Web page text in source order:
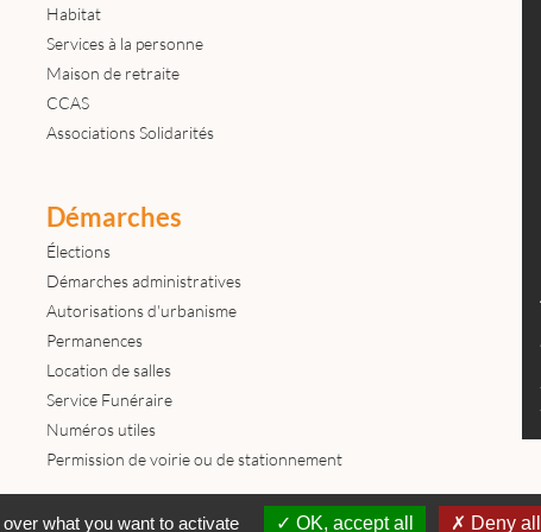
Habitat
Services à la personne
Maison de retraite
CCAS
Associations Solidarités
Démarches
Élections
Démarches administratives
Autorisations d'urbanisme
Permanences
Location de salles
Service Funéraire
Numéros utiles
Permission de voirie ou de stationnement
Contactez-nous Mentions légales © tous droits réservés Mairie de
what you want to activate OK, accept all Deny